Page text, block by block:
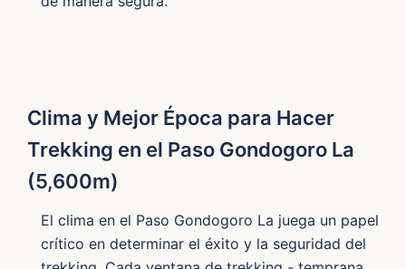
Clima y Mejor Época para Hacer
Trekking en el Paso Gondogoro La
(5,600m)
El clima en el Paso Gondogoro La juega un papel
crítico en determinar el éxito y la seguridad del